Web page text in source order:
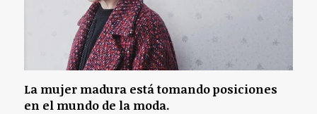
La mujer madura está tomando posiciones
en el mundo de la moda.